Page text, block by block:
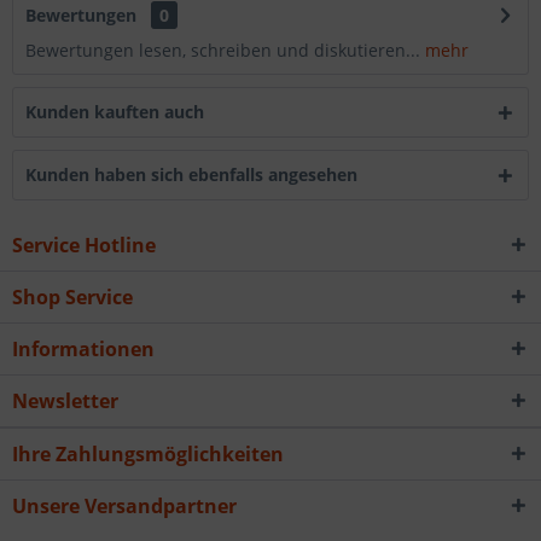
Bewertungen
0
Bewertungen lesen, schreiben und diskutieren... mehr
Kunden kauften auch
Kunden haben sich ebenfalls angesehen
Service Hotline
Shop Service
Informationen
Newsletter
Ihre Zahlungsmöglichkeiten
Unsere Versandpartner